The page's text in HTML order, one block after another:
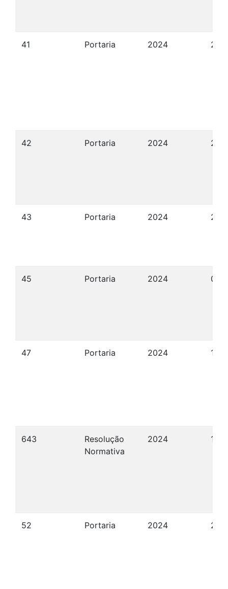
41 Portaria 2024 21/
42 Portaria 2024 21/
43 Portaria 2024 21/
45 Portaria 2024 06/
47 Portaria 2024 18/
643
Resolução
Normativa
2024 13/
52 Portaria 2024 27/